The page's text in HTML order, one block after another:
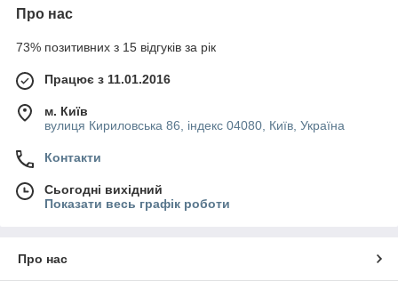
Про нас
73% позитивних з 15 відгуків за рік
Працює з 11.01.2016
м. Київ
вулиця Кириловська 86, індекс 04080, Київ, Україна
Контакти
Сьогодні вихідний
Показати весь графік роботи
Про нас